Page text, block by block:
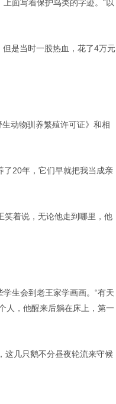
面写着保护鸟类的字迹。“以
是当时一股热血，花了4万元
动物驯养繁殖许可证》和相
了20年，它们早就把我当成亲
笑着说，无论他走到哪里，他
生会到老王家学画画。“有天
人，他醒来后躺在床上，第一
这几只鹅不分昼夜轮流来守候